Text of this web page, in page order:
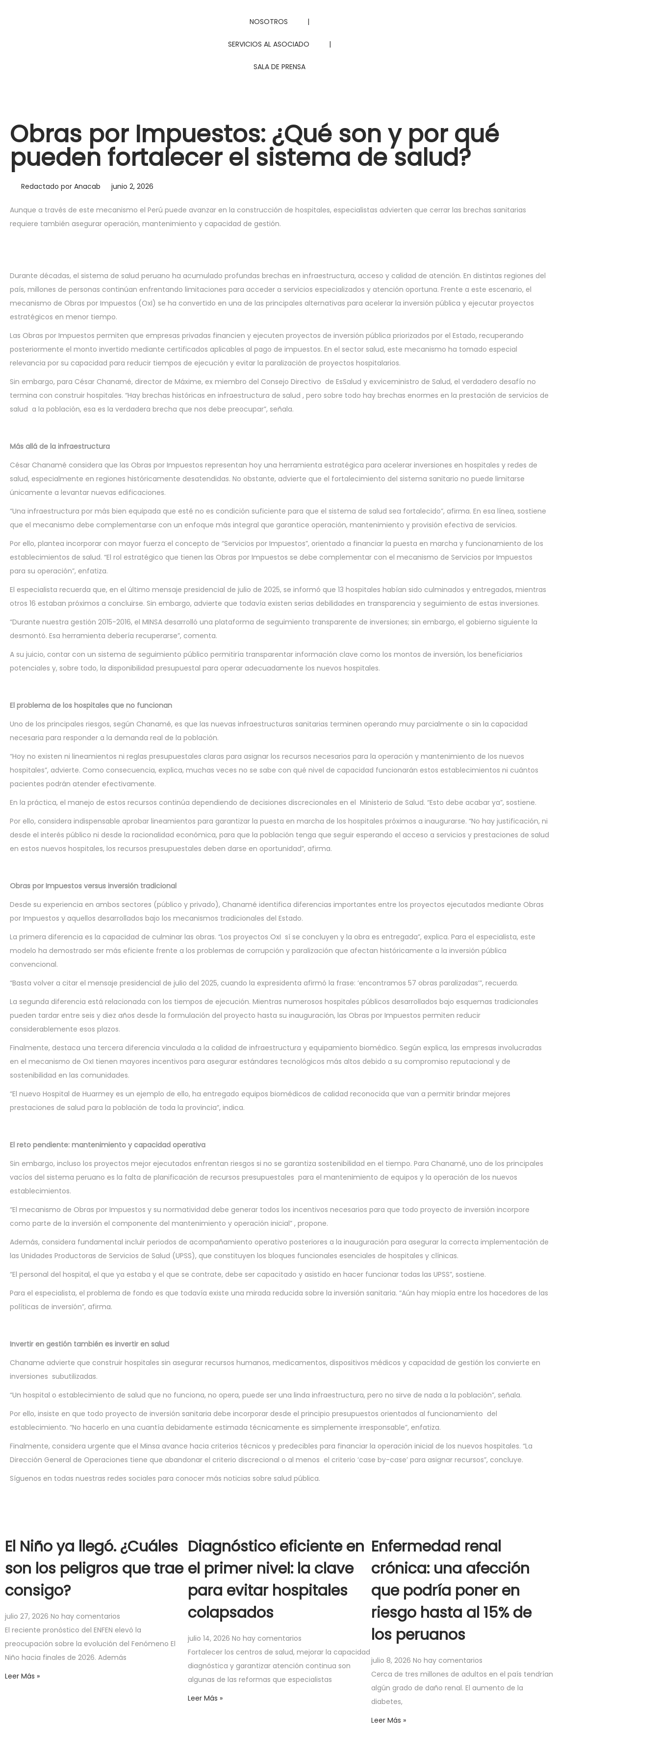
NOSOTROS |
SERVICIOS AL ASOCIADO |
SALA DE PRENSA
Obras por Impuestos: ¿Qué son y por qué
pueden fortalecer el sistema de salud?
Redactado porAnacab junio 2, 2026
Aunque a través de este mecanismo el Perú puede avanzar en la construcción de hospitales, especialistas advierten que cerrar las brechas sanitarias
requiere también asegurar operación, mantenimiento y capacidad de gestión.
Durante décadas, el sistema de salud peruano ha acumulado profundas brechas en infraestructura, acceso y calidad de atención. En distintas regiones del
país, millones de personas continúan enfrentando limitaciones para acceder a servicios especializados y atención oportuna. Frente a este escenario, el
mecanismo de Obras por Impuestos (OxI) se ha convertido en una de las principales alternativas para acelerar la inversión pública y ejecutar proyectos
estratégicos en menor tiempo.
Las Obras por Impuestos permiten que empresas privadas financien y ejecuten proyectos de inversión pública priorizados por el Estado, recuperando
posteriormente el monto invertido mediante certificados aplicables al pago de impuestos. En el sector salud, este mecanismo ha tomado especial
relevancia por su capacidad para reducir tiempos de ejecución y evitar la paralización de proyectos hospitalarios.
Sin embargo, para César Chanamé, director de Máxime, ex miembro del Consejo Directivo de EsSalud y exviceministro de Salud, el verdadero desafío no
termina con construir hospitales. “Hay brechas históricas en infraestructura de salud , pero sobre todo hay brechas enormes en la prestación de servicios de
salud a la población, esa es la verdadera brecha que nos debe preocupar”, señala.
Más allá de la infraestructura
César Chanamé considera que las Obras por Impuestos representan hoy una herramienta estratégica para acelerar inversiones en hospitales y redes de
salud, especialmente en regiones históricamente desatendidas. No obstante, advierte que el fortalecimiento del sistema sanitario no puede limitarse
únicamente a levantar nuevas edificaciones.
“Una infraestructura por más bien equipada que esté no es condición suficiente para que el sistema de salud sea fortalecido”, afirma. En esa línea, sostiene
que el mecanismo debe complementarse con un enfoque más integral que garantice operación, mantenimiento y provisión efectiva de servicios.
Por ello, plantea incorporar con mayor fuerza el concepto de “Servicios por Impuestos”, orientado a financiar la puesta en marcha y funcionamiento de los
establecimientos de salud. “El rol estratégico que tienen las Obras por Impuestos se debe complementar con el mecanismo de Servicios por Impuestos
para su operación”, enfatiza.
El especialista recuerda que, en el último mensaje presidencial de julio de 2025, se informó que 13 hospitales habían sido culminados y entregados, mientras
otros 16 estaban próximos a concluirse. Sin embargo, advierte que todavía existen serias debilidades en transparencia y seguimiento de estas inversiones.
“Durante nuestra gestión 2015-2016, el MINSA desarrolló una plataforma de seguimiento transparente de inversiones; sin embargo, el gobierno siguiente la
desmontó. Esa herramienta debería recuperarse”, comenta.
A su juicio, contar con un sistema de seguimiento público permitiría transparentar información clave como los montos de inversión, los beneficiarios
potenciales y, sobre todo, la disponibilidad presupuestal para operar adecuadamente los nuevos hospitales.
El problema de los hospitales que no funcionan
Uno de los principales riesgos, según Chanamé, es que las nuevas infraestructuras sanitarias terminen operando muy parcialmente o sin la capacidad
necesaria para responder a la demanda real de la población.
“Hoy no existen ni lineamientos ni reglas presupuestales claras para asignar los recursos necesarios para la operación y mantenimiento de los nuevos
hospitales”, advierte. Como consecuencia, explica, muchas veces no se sabe con qué nivel de capacidad funcionarán estos establecimientos ni cuántos
pacientes podrán atender efectivamente.
En la práctica, el manejo de estos recursos continúa dependiendo de decisiones discrecionales en el Ministerio de Salud. “Esto debe acabar ya”, sostiene.
Por ello, considera indispensable aprobar lineamientos para garantizar la puesta en marcha de los hospitales próximos a inaugurarse. “No hay justificación, ni
desde el interés público ni desde la racionalidad económica, para que la población tenga que seguir esperando el acceso a servicios y prestaciones de salud
en estos nuevos hospitales, los recursos presupuestales deben darse en oportunidad”, afirma.
Obras por Impuestos versus inversión tradicional
Desde su experiencia en ambos sectores (público y privado), Chanamé identifica diferencias importantes entre los proyectos ejecutados mediante Obras
por Impuestos y aquellos desarrollados bajo los mecanismos tradicionales del Estado.
La primera diferencia es la capacidad de culminar las obras. “Los proyectos OxI sí se concluyen y la obra es entregada”, explica. Para el especialista, este
modelo ha demostrado ser más eficiente frente a los problemas de corrupción y paralización que afectan históricamente a la inversión pública
convencional.
“Basta volver a citar el mensaje presidencial de julio del 2025, cuando la expresidenta afirmó la frase: ‘encontramos 57 obras paralizadas’”, recuerda.
La segunda diferencia está relacionada con los tiempos de ejecución. Mientras numerosos hospitales públicos desarrollados bajo esquemas tradicionales
pueden tardar entre seis y diez años desde la formulación del proyecto hasta su inauguración, las Obras por Impuestos permiten reducir
considerablemente esos plazos.
Finalmente, destaca una tercera diferencia vinculada a la calidad de infraestructura y equipamiento biomédico. Según explica, las empresas involucradas
en el mecanismo de OxI tienen mayores incentivos para asegurar estándares tecnológicos más altos debido a su compromiso reputacional y de
sostenibilidad en las comunidades.
“El nuevo Hospital de Huarmey es un ejemplo de ello, ha entregado equipos biomédicos de calidad reconocida que van a permitir brindar mejores
prestaciones de salud para la población de toda la provincia”, indica.
El reto pendiente: mantenimiento y capacidad operativa
Sin embargo, incluso los proyectos mejor ejecutados enfrentan riesgos si no se garantiza sostenibilidad en el tiempo. Para Chanamé, uno de los principales
vacíos del sistema peruano es la falta de planificación de recursos presupuestales para el mantenimiento de equipos y la operación de los nuevos
establecimientos.
“El mecanismo de Obras por Impuestos y su normatividad debe generar todos los incentivos necesarios para que todo proyecto de inversión incorpore
como parte de la inversión el componente del mantenimiento y operación inicial” , propone.
Además, considera fundamental incluir periodos de acompañamiento operativo posteriores a la inauguración para asegurar la correcta implementación de
las Unidades Productoras de Servicios de Salud (UPSS), que constituyen los bloques funcionales esenciales de hospitales y clínicas.
“El personal del hospital, el que ya estaba y el que se contrate, debe ser capacitado y asistido en hacer funcionar todas las UPSS”, sostiene.
Para el especialista, el problema de fondo es que todavía existe una mirada reducida sobre la inversión sanitaria. “Aún hay miopía entre los hacedores de las
políticas de inversión”, afirma.
Invertir en gestión también es invertir en salud
Chaname advierte que construir hospitales sin asegurar recursos humanos, medicamentos, dispositivos médicos y capacidad de gestión los convierte en
inversiones subutilizadas.
“Un hospital o establecimiento de salud que no funciona, no opera, puede ser una linda infraestructura, pero no sirve de nada a la población”, señala.
Por ello, insiste en que todo proyecto de inversión sanitaria debe incorporar desde el principio presupuestos orientados al funcionamiento del
establecimiento. “No hacerlo en una cuantía debidamente estimada técnicamente es simplemente irresponsable”, enfatiza.
Finalmente, considera urgente que el Minsa avance hacia criterios técnicos y predecibles para financiar la operación inicial de los nuevos hospitales. “La
Dirección General de Operaciones tiene que abandonar el criterio discrecional o al menos el criterio ‘case by-case’ para asignar recursos”, concluye.
Síguenos en todas nuestras redes sociales para conocer más noticias sobre salud pública.
El Niño ya llegó. ¿Cuáles
son los peligros que trae
consigo?
julio 27, 2026 No hay comentarios
El reciente pronóstico del ENFEN elevó la
preocupación sobre la evolución del Fenómeno El
Niño hacia finales de 2026. Además
Leer Más »
Diagnóstico eficiente en
el primer nivel: la clave
para evitar hospitales
colapsados
julio 14, 2026No hay comentarios
Fortalecer los centros de salud, mejorar la capacidad
diagnóstica y garantizar atención continua son
algunas de las reformas que especialistas
Leer Más »
Enfermedad renal
crónica: una afección
que podría poner en
riesgo hasta al 15% de
los peruanos
julio 8, 2026 No hay comentarios
Cerca de tres millones de adultos en el país tendrían
algún grado de daño renal. El aumento de la
diabetes,
Leer Más »